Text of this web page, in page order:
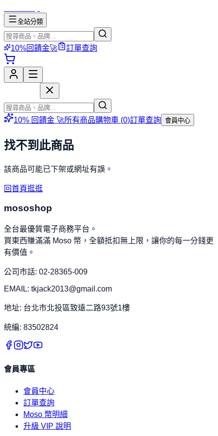
全站分類
10%回饋金🚀 訂單查詢
10% 回饋金 🚀所有商品購物車 (0)訂單查詢 會員中心
找不到此商品
該商品可能已下架或網址有誤。
回首頁逛逛
mososhop
全台最優質電子商務平台。
買東西賺滿滿 Moso 幣，全額抵扣無上限，讓你的每一分錢更
有價值。
公司市話: 02-28365-009
EMAIL: tkjack2013@gmail.com
地址: 台北市北投區致遠二路93號1樓
統編: 83502824
會員專區
會員中心
訂單查詢
Moso 幣明細
升級 VIP 說明